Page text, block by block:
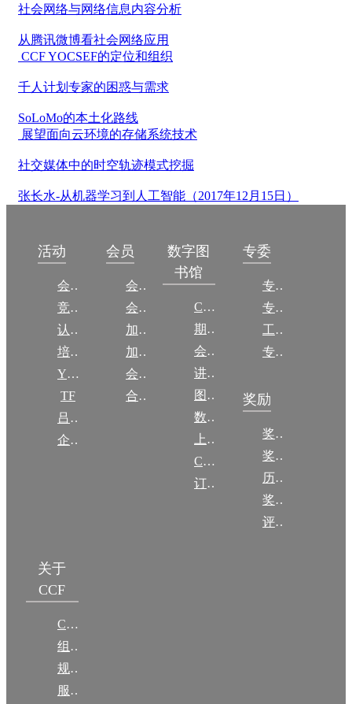
社会网络与网络信息内容分析
从腾讯微博看社会网络应用
CCF YOCSEF的定位和组织
千人计划专家的困惑与需求
SoLoMo的本土化路线
展望面向云环境的存储系统技术
社交媒体中的时空轨迹模式挖掘
张长水-从机器学习到人工智能（2017年12月15日）
活动
会议
竞赛
认证
培训
YOCSEF
TF
吕梁振兴
企智会
会员
会员简介
会员权益
加入CCF
加入CCF
会员交费
合作伙伴
数字图
书馆
CCCF
期刊
会议
讲稿
图集
数图编审委员会
上传/发布作品
CCF DL Focus
订阅《计算》
专委
专委简介
专委条例
工作问答
专委名单
奖励
奖励动态
奖励目录
历年获奖名单
奖项推荐
评奖条例
关于
CCF
CCF简介
组织机构
规章
服务项目